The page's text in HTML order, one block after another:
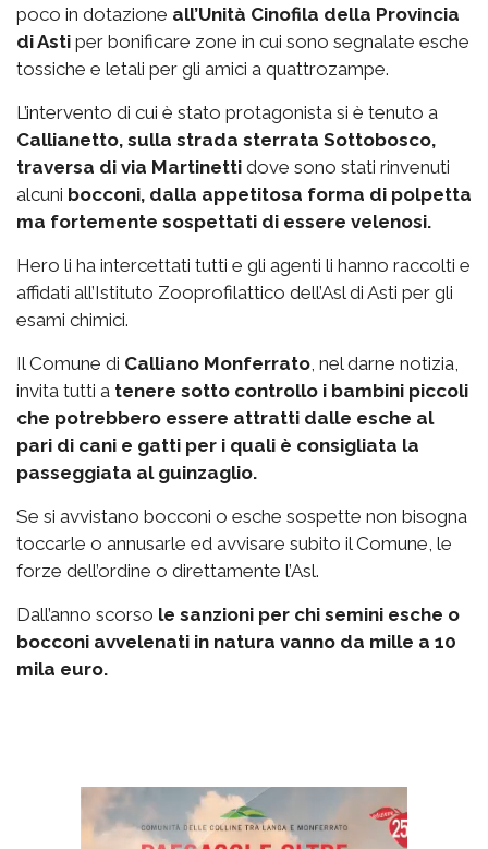
poco in dotazione all’Unità Cinofila della Provincia
di Asti per bonificare zone in cui sono segnalate esche
tossiche e letali per gli amici a quattrozampe.
L’intervento di cui è stato protagonista si è tenuto a
Callianetto, sulla strada sterrata Sottobosco,
traversa di via Martinetti dove sono stati rinvenuti
alcuni bocconi, dalla appetitosa forma di polpetta
ma fortemente sospettati di essere velenosi.
Hero li ha intercettati tutti e gli agenti li hanno raccolti e
affidati all’Istituto Zooprofilattico dell’Asl di Asti per gli
esami chimici.
Il Comune di Calliano Monferrato, nel darne notizia,
invita tutti a tenere sotto controllo i bambini piccoli
che potrebbero essere attratti dalle esche al
pari di cani e gatti per i quali è consigliata la
passeggiata al guinzaglio.
Se si avvistano bocconi o esche sospette non bisogna
toccarle o annusarle ed avvisare subito il Comune, le
forze dell’ordine o direttamente l’Asl.
Dall’anno scorso le sanzioni per chi semini esche o
bocconi avvelenati in natura vanno da mille a 10
mila euro.